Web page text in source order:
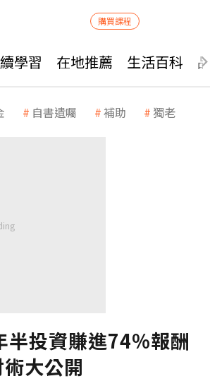
購買課程
學習 在地推薦 生活百科
自書遺囑 補助 獨老
半投資賺進74%報酬
大公開